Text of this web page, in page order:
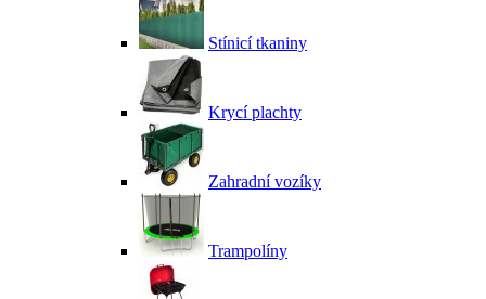
Stínicí tkaniny
Krycí plachty
Zahradní vozíky
Trampolíny